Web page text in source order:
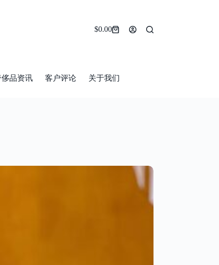
Shopping
$0.00
品资讯 客户评论 关于我们